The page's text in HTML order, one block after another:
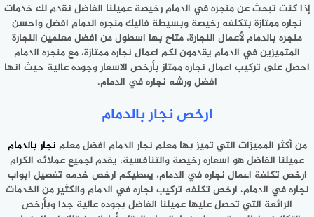
إذا كنت تبحث عن منجره في الدمام رخيصة عميلنا الفاضل نقدم لك خدمات
نجاره ممتازة بتكلفه رخيصة وبسيطة فاليك منجره الدمام افضل واحسن
منجره بالدمام لأعمال النجارة، متاح بها اسطول من افضل معلمين النجارة
المتميزين في الدمام يقدمون لكم اعمال نجاره ممتازة، مع منجره الدمام
احصل على تركيب اعمال نجاره ممتاز بأرخص الاسعار وجوده عالية حيث انها
افضل ورشه نجاره في الدمام.
ارخص نجار بالدمام
من أكثر المميزات التي تميز بها معلم نجار الدمام افضل معلم نجار بالدمام
عميلنا الفاضل هو اسعاره رخيصة والتنافسية، يقدم لجميع عملائه الكرام
ارخص تكلفة اعمال نجاره في الدمام، يعطيكم ارخص خدمه تفصيل ابواب
نجاره في الدمام، ارخص تكلفه تركيب نجاره في الدمام والكثير من الخدمات
الرائعة التي تحصل عليها عميلنا الفاضل بجوده عالية جدا وبأرخص